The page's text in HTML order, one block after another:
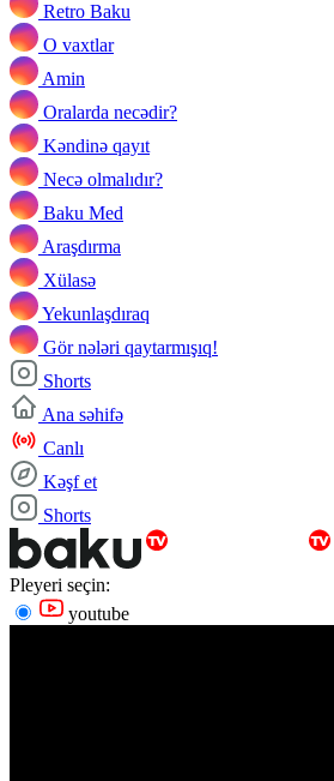
Retro Baku
O vaxtlar
Amin
Oralarda necədir?
Kəndinə qayıt
Necə olmalıdır?
Baku Med
Araşdırma
Xülasə
Yekunlaşdıraq
Gör nələri qaytarmışıq!
Shorts
Ana səhifə
Canlı
Kəşf et
Shorts
Pleyeri seçin:
youtube